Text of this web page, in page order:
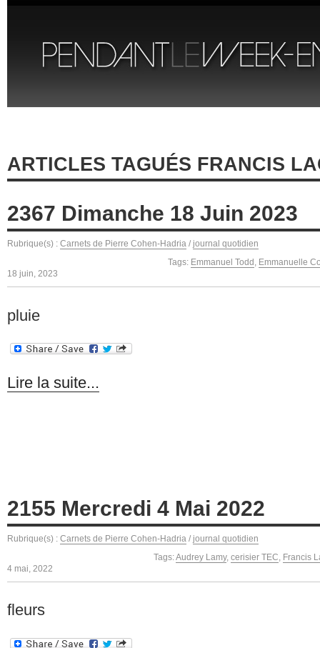
ARTICLES TAGUÉS FRANCIS
2367 Dimanche 18 Juin 2023
Rubrique(s) : Carnets de Pierre Cohen-Hadria / journal quotidien
Tags: Emmanuel Todd , Emmanuelle
18 juin, 2023
pluie
Lire la suite...
2155 Mercredi 4 Mai 2022
Rubrique(s) : Carnets de Pierre Cohen-Hadria / journal quotidien
Tags:Audrey Lamy, cerisier TEC Francis
4 mai, 2022
fleurs